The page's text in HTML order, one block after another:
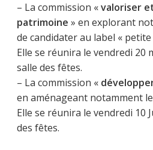
– La commission «valoriser
patrimoine » en explorant
de candidater au label « petite
Elle se réunira le vendredi 20
salle des fêtes.
– La commission «
en aménageant notamment
Elle se réunira le vendredi 10
des fêtes.